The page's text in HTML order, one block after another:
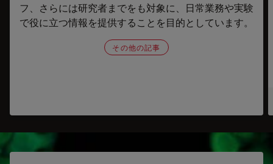
フ、さらには研究者までをも対象に、日常業務や実験
で役に立つ情報を提供することを目的としています。
その他の記事